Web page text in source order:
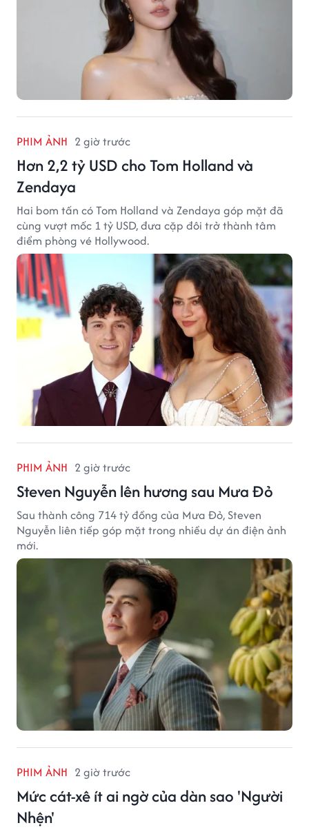
PHIM ẢNH 2 giờ trước
Hơn 2,2 tỷ USD cho Tom Holland và
Zendaya
Hai bom tấn có Tom Holland và Zendaya góp mặt đã
cùng vượt mốc 1 tỷ USD, đưa cặp đôi trở thành tâm
điểm phòng vé Hollywood.
PHIM ẢNH 2 giờ trước
Steven Nguyễn lên hương sau Mưa Đỏ
Sau thành công 714 tỷ đồng của Mưa Đỏ, Steven
Nguyễn liên tiếp góp mặt trong nhiều dự án điện ảnh
mới.
PHIM ẢNH 2 giờ trước
Mức cát-xê ít ai ngờ của dàn sao 'Người
Nhện'